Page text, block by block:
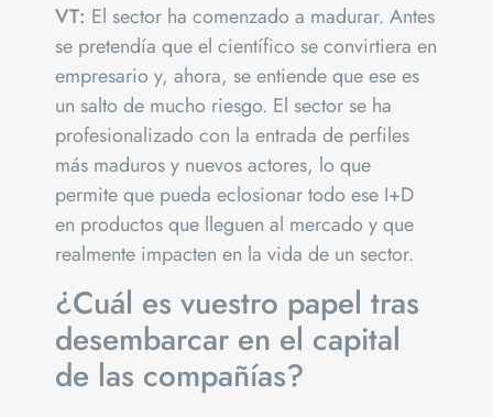
VT: El sector ha comenzado a madurar. Antes
se pretendía que el científico se convirtiera en
empresario y, ahora, se entiende que ese es
un salto de mucho riesgo. El sector se ha
profesionalizado con la entrada de perfiles
más maduros y nuevos actores, lo que
permite que pueda eclosionar todo ese I+D
en productos que lleguen al mercado y que
realmente impacten en la vida de un sector.
¿Cuál es vuestro papel tras
desembarcar en el capital
de las compañías?